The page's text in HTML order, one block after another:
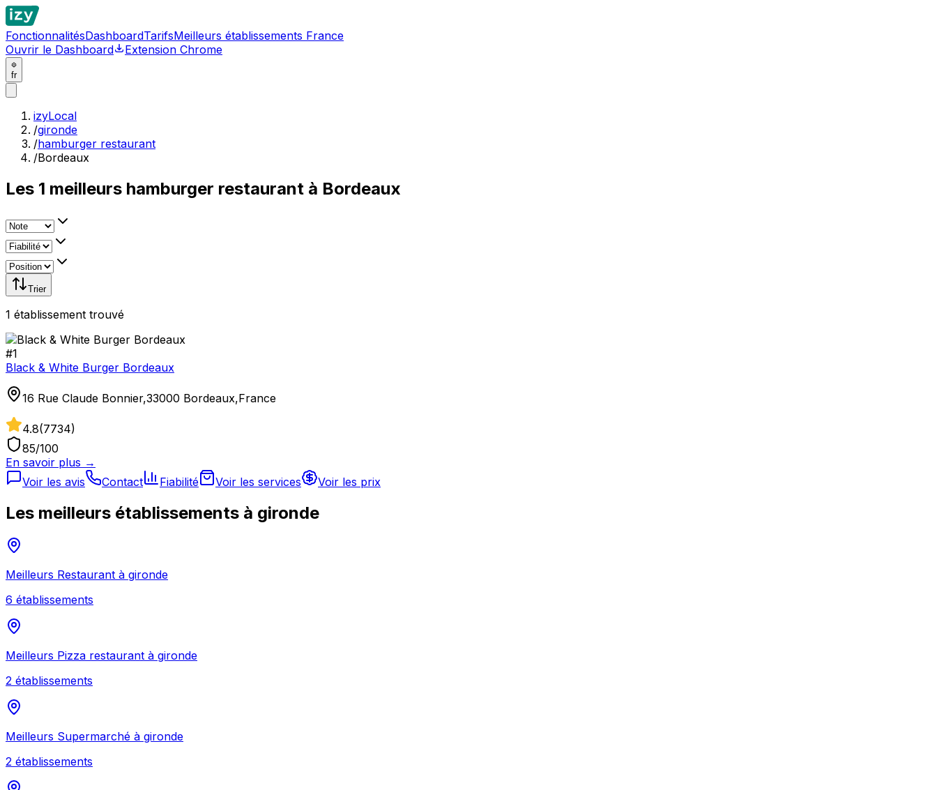
FonctionnalitésDashboardTarifsMeilleurs établissements France
Ouvrir le Dashboard
Extension Chrome
fr
izyLocal
/gironde
/hamburger restaurant
/Bordeaux
Les 1 meilleurs hamburger restaurant à Bordeaux
Trier
1 établissement trouvé
#1
Black & White Burger Bordeaux
16 Rue Claude Bonnier,33000 Bordeaux,France
4.8(7734)
85/100
En savoir plus →
Voir les avis
Contact Fiabilité Voir les services Voir les prix
Les meilleurs établissements à gironde
Meilleurs Restaurant à gironde
6 établissements
Meilleurs Pizza restaurant à gironde
2 établissements
Meilleurs Supermarché à gironde
2 établissements